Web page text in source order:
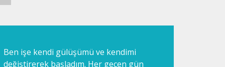
Ben işe kendi gülüşümü ve kendimi
değiştirerek başladım. Her geçen gün